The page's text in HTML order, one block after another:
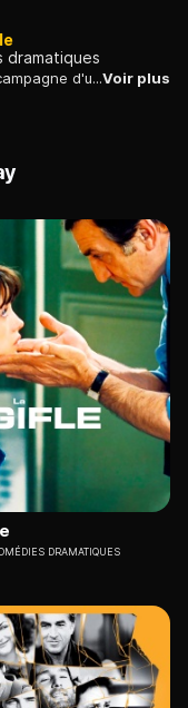
dramatiques
Paris, en pleine canicule. Le directeur de campagne d'une candidate aux législatives tente de déterminer l'origine d'un inquiétant courrier anonyme.Voir plus
DRAMATIQUES